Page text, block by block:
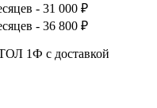
- 31 000 ₽
- 36 800 ₽
1Ф с доставкой